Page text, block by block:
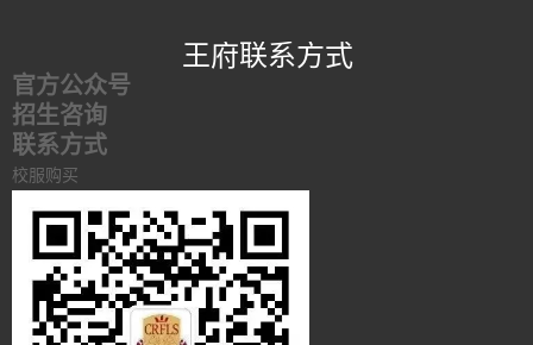
王府联系方式
官方公众号
招生咨询
联系方式
校服购买